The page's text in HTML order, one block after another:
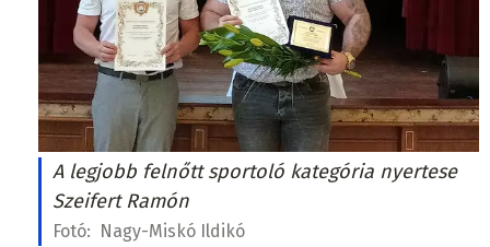
A legjobb felnőtt sportoló kategória nyertese
Szeifert Ramón
Fotó: Nagy-Miskó Ildikó